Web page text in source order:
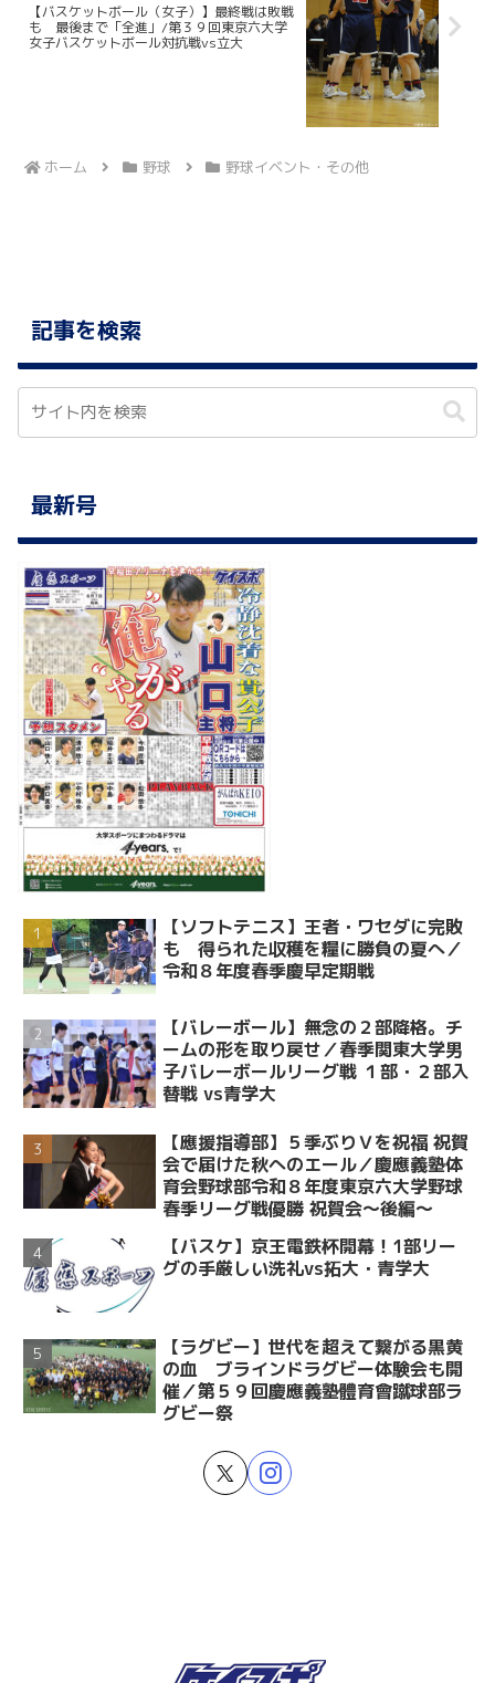
【バスケットボール（女子）】最終戦は敗戦
も 最後まで「全進」/第３９回東京六大学
女子バスケットボール対抗戦vs立大
ホーム 野球 野球イベント・その他
記事を検索
最新号
【ソフトテニス】王者・ワセダに完敗
も 得られた収穫を糧に勝負の夏へ／
令和８年度春季慶早定期戦
【バレーボール】無念の２部降格。チ
ームの形を取り戻せ／春季関東大学男
子バレーボールリーグ戦 １部・２部入
替戦 vs青学大
【應援指導部】５季ぶりＶを祝福 祝賀
会で届けた秋へのエール／慶應義塾体
育会野球部令和８年度東京六大学野球
春季リーグ戦優勝 祝賀会～後編～
【バスケ】京王電鉄杯開幕！1部リー
グの手厳しい洗礼vs拓大・青学大
【ラグビー】世代を超えて繋がる黒黄
の血 ブラインドラグビー体験会も開
催／第５９回慶應義塾體育會蹴球部ラ
グビー祭